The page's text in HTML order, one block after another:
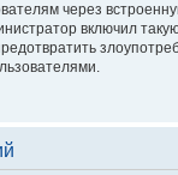
через
включил